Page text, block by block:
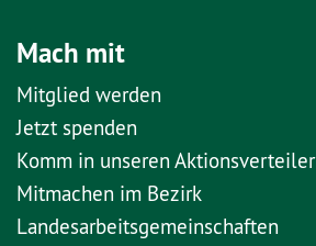
Mach mit
Mitglied werden
Jetzt spenden
Komm in unseren Aktionsverteiler
Mitmachen im Bezirk
Landesarbeitsgemeinschaften